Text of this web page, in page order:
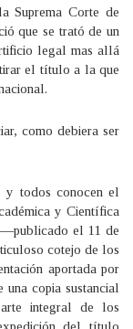
Suprema Corte de
que se trató de un
legal mas allá
el título a la que
como debiera ser
todos conocen el
y Científica
—publicado el 11 de
cotejo de los
aportada por
copia sustancial
integral de los